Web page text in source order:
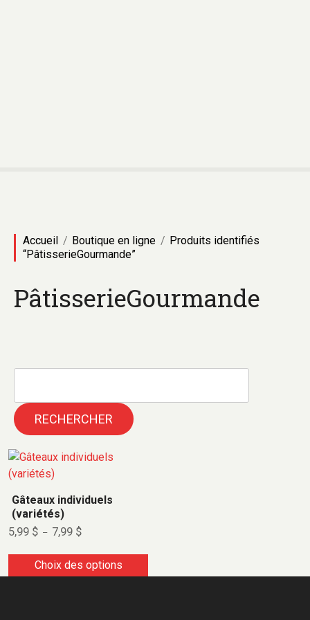
Accueil Boutique en ligne
Produits identifiés
“PâtisserieGourmande”
PâtisserieGourmande
RECHERCHER
Gâteaux individuels
(variétés)
5,99 $ – 7,99 $
Choix des options